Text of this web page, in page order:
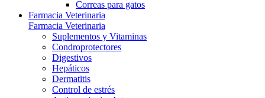
Correas para gatos
Farmacia Veterinaria
Farmacia Veterinaria
Suplementos y Vitaminas
Condroprotectores
Digestivos
Hepáticos
Dermatitis
Control de estrés